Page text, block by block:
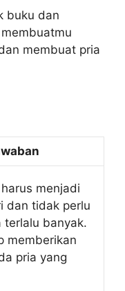
buku dan
membuat pria
menjadi
dan tidak perlu
terlalu banyak.
memberikan
pria yang